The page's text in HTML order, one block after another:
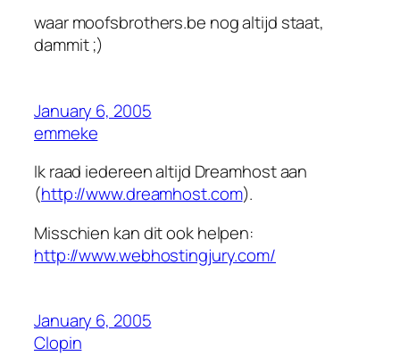
waar moofsbrothers.be nog altijd staat,
dammit ;)
January 6, 2005
emmeke
Ik raad iedereen altijd Dreamhost aan
(http://www.dreamhost.com).
Misschien kan dit ook helpen:
http://www.webhostingjury.com/
January 6, 2005
Clopin